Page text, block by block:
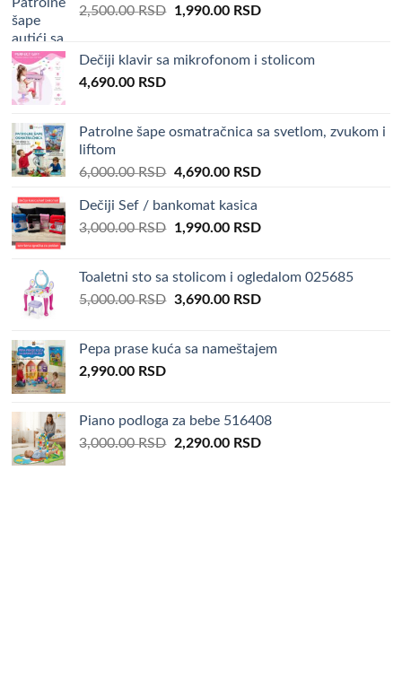
2,500.00RSD Original
2,500.00 RSD.
1,990.00 RSDCurrent
1,990.00 RSD.
Dečiji klavir sa mikrofonom i stolicom
4,690.00 RSD
Patrolne šape osmatračnica sa svetlom, zvukom i
liftom
6,000.00RSD Original
was:
6,000.00 RSD.
4,690.00 RSDCurrent
4,690.00 RSD.
Dečiji Sef / bankomat kasica
3,000.00RSD Original
3,000.00 RSD.
1,990.00 RSDCurrent
1,990.00 RSD.
Toaletni sto sa stolicom i ogledalom 025685
5,000.00RSD Original
5,000.00 RSD.
3,690.00 RSDCurrent
3,690.00 RSD.
Pepa prase kuća sa nameštajem
2,990.00 RSD
Piano podloga za bebe 516408
3,000.00RSD Original
2,290.00 RSDCurrent